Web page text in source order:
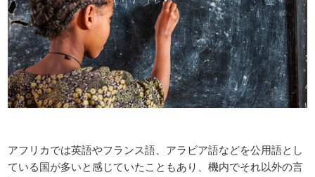
アフリカでは英語やフランス語、アラビア語などを公用語とし
ている国が多いと感じていたこともあり、機内でそれ以外の言